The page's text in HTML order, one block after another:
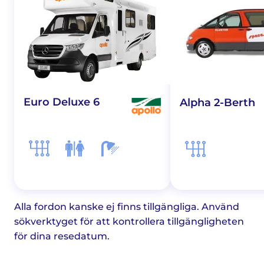
Euro Deluxe 6 Alpha 2-Berth
Alla fordon kanske ej finns tillgängliga. Använd
sökverktyget för att kontrollera tillgängligheten
för dina resedatum.